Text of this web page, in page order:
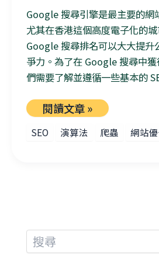
Google 搜尋引擎是最主要的網
尤其在香港這個高度電子化的
Google 搜尋排名可以大大提升
爭力。為了在 Google 搜尋中
們需要了解並遵循一些基本的
閱讀文章 »
SEO 演算法 爬蟲 網站